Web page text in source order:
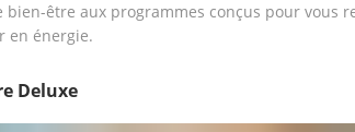
bien-être aux programmes conçus pour vous
en énergie.
Deluxe